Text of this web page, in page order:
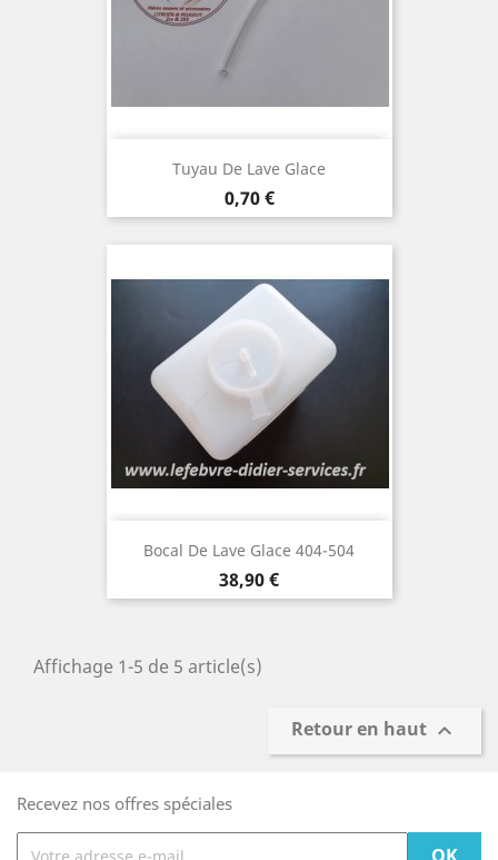
Tuyau De Lave Glace
Prix
0,70 €
Bocal De Lave Glace 404-504
Prix
38,90 €
Affichage 1-5 de 5 article(s)
Retour en haut 
Recevez nos offres spéciales